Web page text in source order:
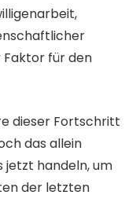
Faktor für den
dieser Fortschritt
das allein
jetzt handeln, um
der letzten